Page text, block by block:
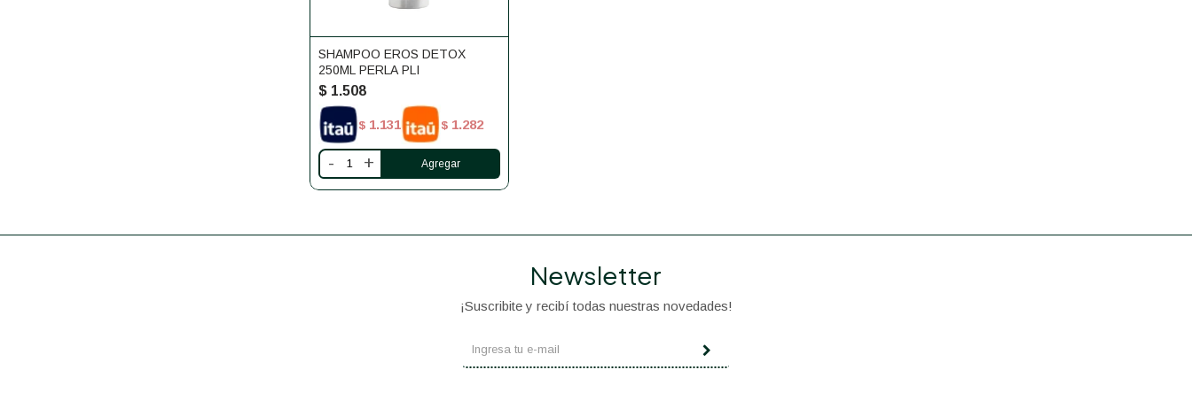
SHAMPOO EROS DETOX
250ML PERLA PLI
$ 1.508
$ 1.131 $ 1.282
- +
Newsletter
¡Suscribite y recibí todas nuestras novedades!